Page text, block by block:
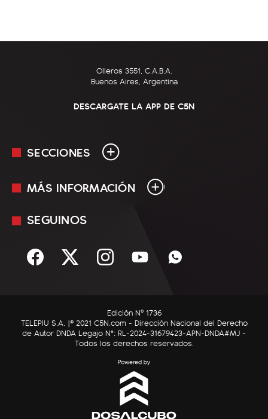
Olleros 3551, C.A.B.A.
Buenos Aires, Argentina
DESCARGATE LA APP DE C5N
SECCIONES
En Vivo
Sociedad
C5N Autos
RatingCero
MÁS INFORMACIÓN
Mediakit
Términos y condiciones
SEGUINOS
Edición Nº 1736
TELEPIU S.A. |© 2021 C5N.com - Dirección Nacional del Derecho
de Autor DNDA Legajo N°: RL-2024-31679423-APN-DNDA#MJ -
Todos los derechos reservados.